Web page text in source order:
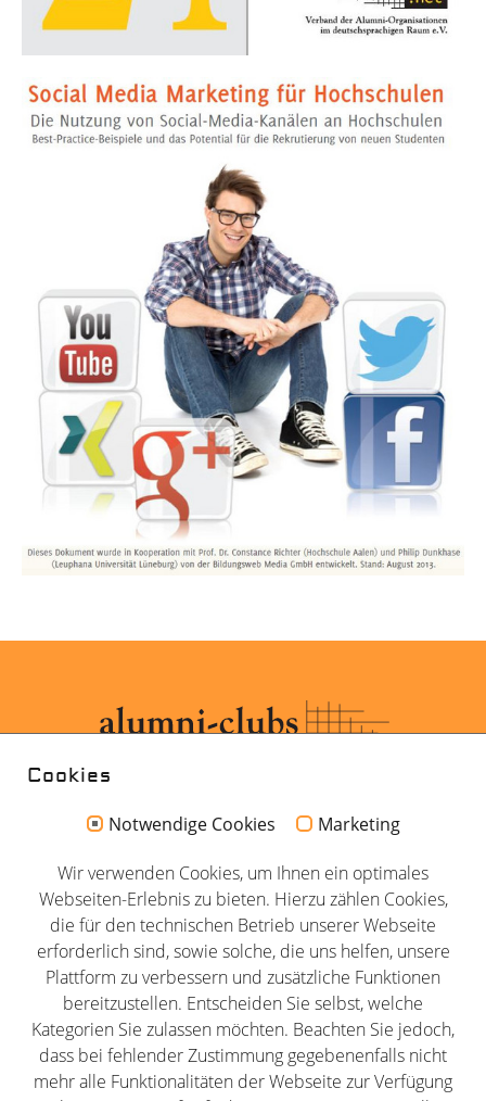
Impressum
Datenschutz
AGB
Newsletter
Partner
Cookies
Notwendige Cookies Marketing
Wir verwenden Cookies, um Ihnen ein optimales
Webseiten-Erlebnis zu bieten. Hierzu zählen Cookies,
die für den technischen Betrieb unserer Webseite
erforderlich sind, sowie solche, die uns helfen, unsere
Plattform zu verbessern und zusätzliche Funktionen
bereitzustellen. Entscheiden Sie selbst, welche
Kategorien Sie zulassen möchten. Beachten Sie jedoch,
dass bei fehlender Zustimmung gegebenenfalls nicht
mehr alle Funktionalitäten der Webseite zur Verfügung